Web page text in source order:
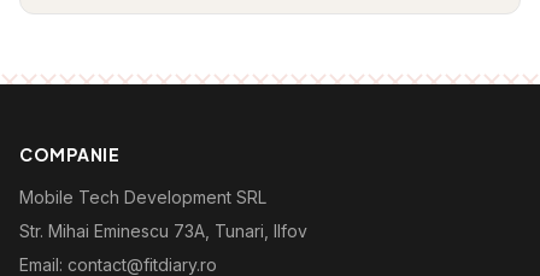
COMPANIE
Mobile Tech Development SRL
Str. Mihai Eminescu 73A, Tunari, Ilfov
Email: contact@fitdiary.ro